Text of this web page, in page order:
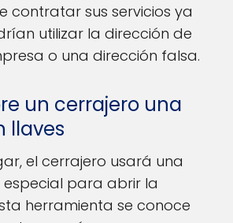
contratar sus servicios ya
utilizar la dirección de
o una dirección falsa.
un cerrajero una
llaves
el cerrajero usará una
para abrir la
herramienta se conoce